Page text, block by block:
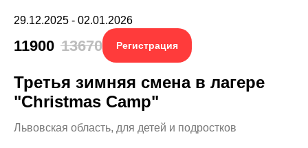
29.12.2025 - 02.01.2026
11900 13670 Регистрация
Третья зимняя смена в лагере
"Christmas Camp"
Львовская область, для детей и подростков